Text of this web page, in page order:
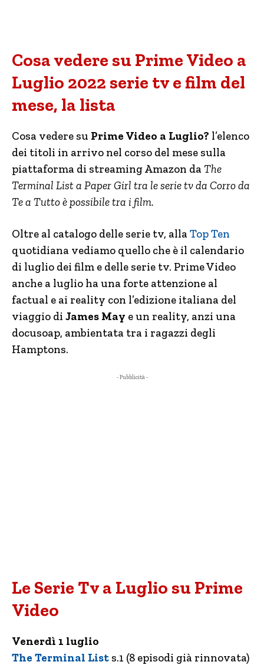
Cosa vedere su Prime Video a
Luglio 2022 serie tv e film del
mese, la lista
Cosa vedere su Prime Video a Luglio? l’elenco
dei titoli in arrivo nel corso del mese sulla
piattaforma di streaming Amazon daThe
Terminal List a Paper Girl tra le serie tv da Corro da
Te a Tutto è possibile tra i film.
Oltre al catalogo delle serie tv, allaTop Ten
quotidiana vediamo quello che è il calendario
di luglio dei film e delle serie tv. Prime Video
anche a luglio ha una forte attenzione al
factual e ai reality con l’edizione italiana del
viaggio di James May e un reality, anzi una
docusoap, ambientata tra i ragazzi degli
Hamptons.
- Pubblicità -
Le Serie Tv a Luglio su Prime
Video
Venerdì 1 luglio
The Terminal List s.1 (8 episodi già rinnovata)